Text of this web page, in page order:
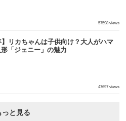
57598 views
】リカちゃんは子供向け？大人がハマ
「ジェニー」の魅力
47697 views
っと見る